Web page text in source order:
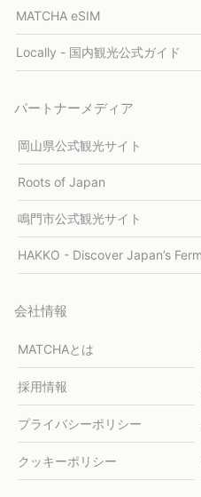
MATCHA eSIM
Locally - 国内観光公式ガイド
パートナーメディア
岡山県公式観光サイト
Roots of Japan
鳴門市公式観光サイト
HAKKO - Discover Japan’s
会社情報
MATCHAとは
採用情報
プライバシーポリシー
クッキーポリシー